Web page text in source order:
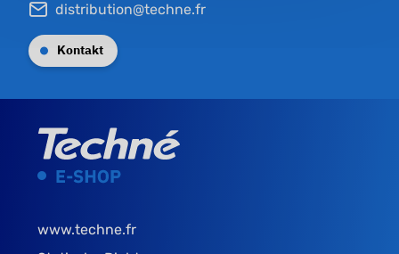
distribution@techne.fr
Kontakt
www.techne.fr